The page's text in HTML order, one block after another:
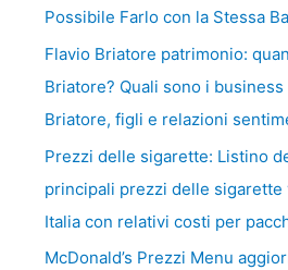
Possibile Farlo con la Stessa
Flavio Briatore patrimonio:
Briatore? Quali sono i business
Briatore, figli e relazioni
Prezzi delle sigarette: Listino
principali prezzi delle sigarette
Italia con relativi costi per
McDonald’s Prezzi Menu